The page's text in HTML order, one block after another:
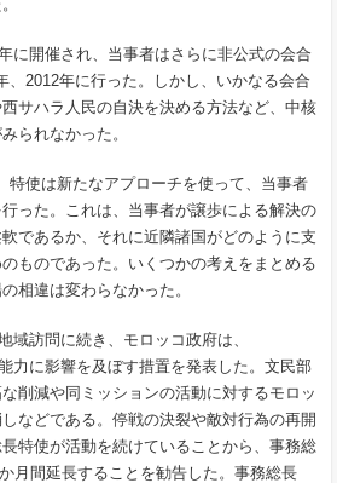
に開催され、当事者はさらに非公式の会合
、2012年に行った。しかし、いかなる会合
サハラ人民の自決を決める方法など、中核
られなかった。
特使は新たなアプローチを使って、当事者
った。これは、当事者が譲歩による解決の
であるか、それに近隣諸国がどのように支
ものであった。いくつかの考えをまとめる
相違は変わらなかった。
域訪問に続き、モロッコ政府は、
力に影響を及ぼす措置を発表した。文民部
削減や同ミッションの活動に対するモロッ
などである。停戦の決裂や敵対行為の再開
特使が活動を続けていることから、事務総
月間延長することを勧告した。事務総長